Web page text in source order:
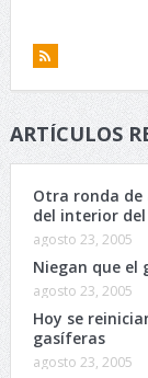
ARTÍCULOS
Otra ronda de
del interior
agosto 23, 2005
Niegan que el
agosto 23, 2005
Hoy se
gasíferas
agosto 23, 2005